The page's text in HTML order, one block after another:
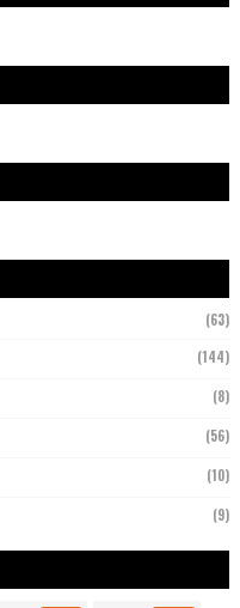
(63)
(144)
(8)
(56)
(10)
(9)